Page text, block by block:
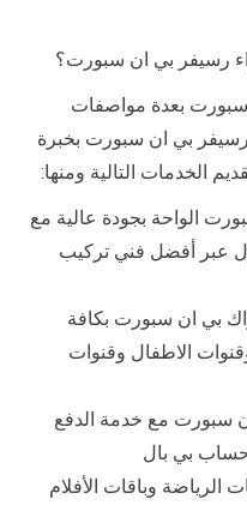
رسيفر بي ان سبورت؟
بعدة مواصفات
بي ان سبورت بخبرة
الخدمات التالية ومنها:
الواحة بجودة عالية مع
عبر أفضل فني تركيب
بي ان سبورت بكافة
الاطفال وقنوات
سبورت مع خدمة الدفع
حساب بي بال
الرياضة وباقات الأفلام